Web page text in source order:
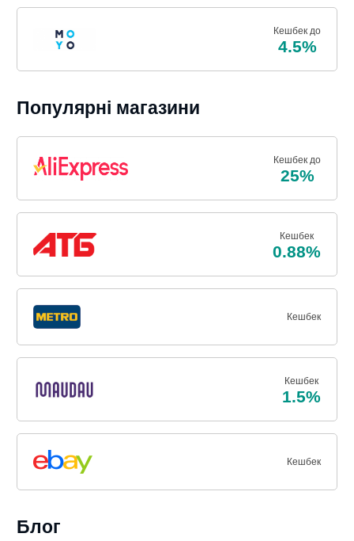
Кешбек до
4.5%
Популярні магазини
Кешбек до
25%
Кешбек
0.88%
Кешбек
Кешбек
1.5%
Кешбек
Блог